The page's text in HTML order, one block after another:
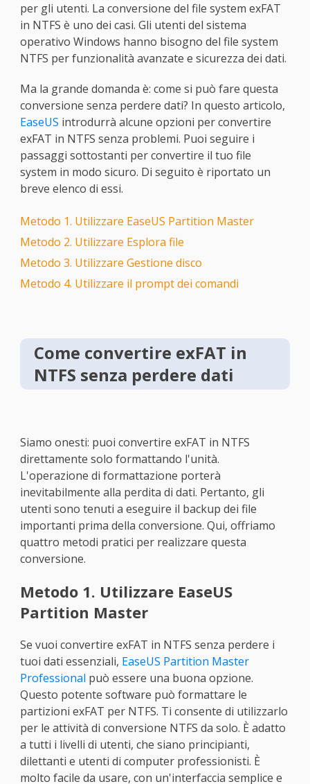
per gli utenti. La conversione del file system exFAT
in NTFS è uno dei casi. Gli utenti del sistema
operativo Windows hanno bisogno del file system
NTFS per funzionalità avanzate e sicurezza dei dati.
Ma la grande domanda è: come si può fare questa
conversione senza perdere dati? In questo articolo,
EaseUS introdurrà alcune opzioni per convertire
exFAT in NTFS senza problemi. Puoi seguire i
passaggi sottostanti per convertire il tuo file
system in modo sicuro. Di seguito è riportato un
breve elenco di essi.
Metodo 1. Utilizzare EaseUS Partition Master
Metodo 2. Utilizzare Esplora file
Metodo 3. Utilizzare Gestione disco
Metodo 4. Utilizzare il prompt dei comandi
Come convertire exFAT in
NTFS senza perdere dati
Siamo onesti: puoi convertire exFAT in NTFS
direttamente solo formattando l'unità.
L'operazione di formattazione porterà
inevitabilmente alla perdita di dati. Pertanto, gli
utenti sono tenuti a eseguire il backup dei file
importanti prima della conversione. Qui, offriamo
quattro metodi pratici per realizzare questa
conversione.
Metodo 1. Utilizzare EaseUS
Partition Master
Se vuoi convertire exFAT in NTFS senza perdere i
tuoi dati essenziali, EaseUS Partition Master
Professional può essere una buona opzione.
Questo potente software può formattare le
partizioni exFAT per NTFS. Ti consente di utilizzarlo
per le attività di conversione NTFS da solo. È adatto
a tutti i livelli di utenti, che siano principianti,
dilettanti e utenti di computer professionisti. È
molto facile da usare, con un'interfaccia semplice e